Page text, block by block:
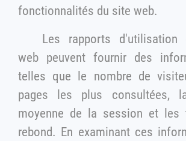
fonctionnalités du site web.
Les rapports d'utilisation du
web peuvent fournir des
telles que le nombre de visiteurs, les
pages les plus consultées,
moyenne de la session et les taux de
rebond. En examinant ces